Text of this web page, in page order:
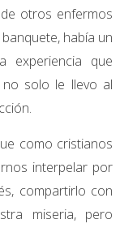
otros enfermos
había un
experiencia que
no solo le llevo al
como cristianos
interpelar por
compartirlo con
miseria, pero